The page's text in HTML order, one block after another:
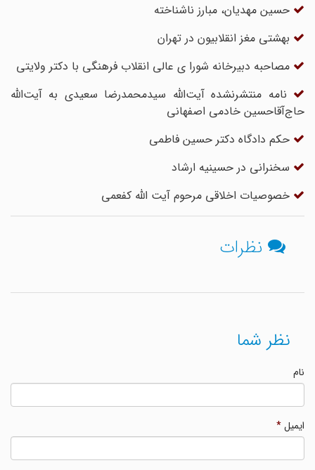
حسین مهدیان، مبارز ناشناخته
بهشتی مغز انقلابیون در تهران
مصاحبه دبیرخانه شورا ی عالی انقلاب فرهنگی با دکتر ولایتی
نامه منتشرنشده آیت‌الله سیدمحمدرضا سعیدی به آیت‌الله
حاج‌آقاحسین خادمی اصفهانی
حکم دادگاه دکتر حسین فاطمی
سخنرانى در حسینیه ارشاد
خصوصیات اخلاقی مرحوم آیت الله کفعمی
نظرات
نظر شما
ایمیل*